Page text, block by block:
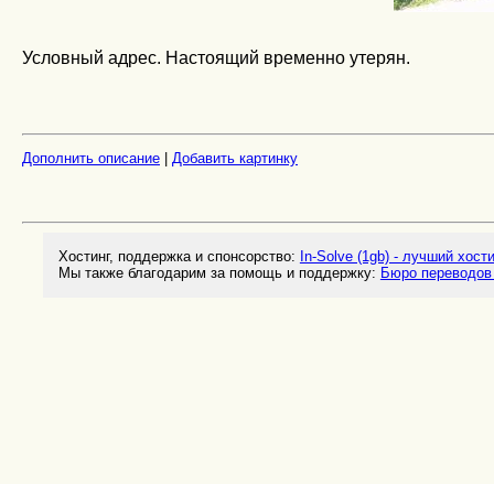
Условный адрес. Настоящий временно утерян.
Дополнить описание Добавить картинку
Хостинг, поддержка и спонсорство: In-Solve (1gb) - лучший
Мы также благодарим за помощь и поддержку: Бюро переводов